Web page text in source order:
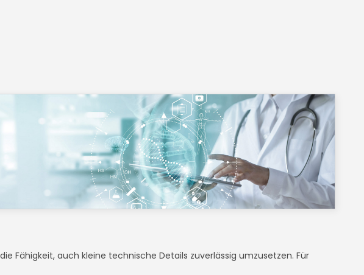
Fähigkeit, auch kleine technische Details zuverlässig umzusetzen. Für